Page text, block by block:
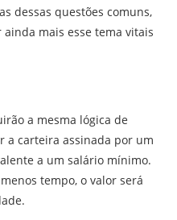
dessas questões comuns,
mais esse tema vitais
a mesma lógica de
a carteira assinada por um
a um salário mínimo.
tempo, o valor será